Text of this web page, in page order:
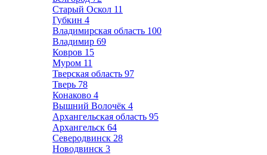
Старый Оскол 11
Губкин 4
Владимирская область 100
Владимир 69
Ковров 15
Муром 11
Тверская область 97
Тверь 78
Конаково 4
Вышний Волочёк 4
Архангельская область 95
Архангельск 64
Северодвинск 28
Новодвинск 3